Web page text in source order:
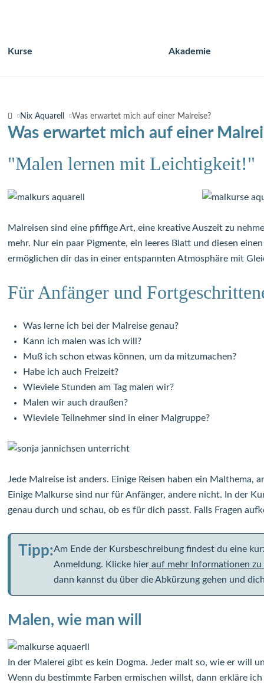
Navigation
Kurse Akademie
Nix Aquarell Was erwartet mich auf einer Malreise?
Was erwartet mich auf einer
"Malen lernen mit Leichtigkeit!"
Malreisen sind eine pfiffige Art, eine kreative Auszeit zu
mehr. Nur ein paar Pigmente, ein leeres Blatt und diesen
ermöglichen dir das in einer entspannten Atmosphäre mit
Für Anfänger und
Was lerne ich bei der Malreise genau?
Kann ich malen was ich will?
Muß ich schon etwas können, um da mitzumachen?
Habe ich auch Freizeit?
Wieviele Stunden am Tag malen wir?
Malen wir auch draußen?
Wieviele Teilnehmer sind in einer Malgruppe?
Jede Malreise ist anders. Einige Reisen haben ein
Einige Malkurse sind nur für Anfänger, andere nicht. In der
genau durch und schau, ob es für dich passt. Falls Fragen
Tipp:Am Ende der Kursbeschreibung findest du eine
Anmeldung. Klicke hier auf mehr Informationen zu
dann kannst du über die Abkürzung gehen und
Malen, wie man will
In der Malerei gibt es kein Dogma. Jeder malt so, wie er will
Wenn du bestimmte Farben ermischen willst, dann erkläre